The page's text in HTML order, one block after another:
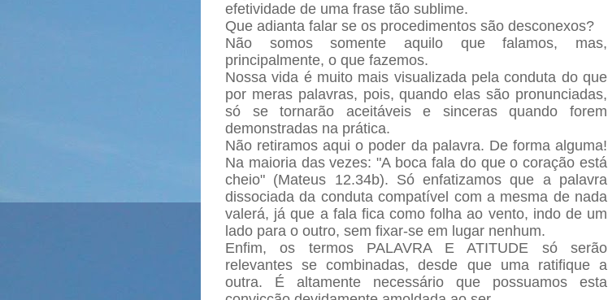
efetividade de uma frase tão sublime.
Que adianta falar se os procedimentos são desconexos?
Não somos somente aquilo que falamos, mas,
principalmente, o que fazemos.
Nossa vida é muito mais visualizada pela conduta do que
por meras palavras, pois, quando elas são pronunciadas,
só se tornarão aceitáveis e sinceras quando forem
demonstradas na prática.
Não retiramos aqui o poder da palavra. De forma alguma!
Na maioria das vezes: "A boca fala do que o coração está
cheio" (Mateus 12.34b). Só enfatizamos que a palavra
dissociada da conduta compatível com a mesma de nada
valerá, já que a fala fica como folha ao vento, indo de um
lado para o outro, sem fixar-se em lugar nenhum.
Enfim, os termos PALAVRA E ATITUDE só serão
relevantes se combinadas, desde que uma ratifique a
outra. É altamente necessário que possuamos esta